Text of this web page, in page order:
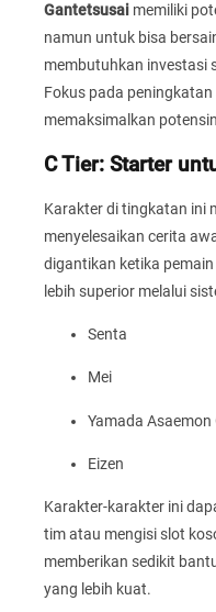
Gantetsusai memiliki
namun untuk bisa
membutuhkan investasi
Fokus pada
memaksimalkan
C Tier: Starter
Karakter di tingkatan ini
menyelesaikan cerita
digantikan ketika
lebih superior melalui
Senta
Mei
Yamada Asaemon
Eizen
Karakter-karakter ini
tim atau mengisi slot
memberikan sedikit
yang lebih kuat.